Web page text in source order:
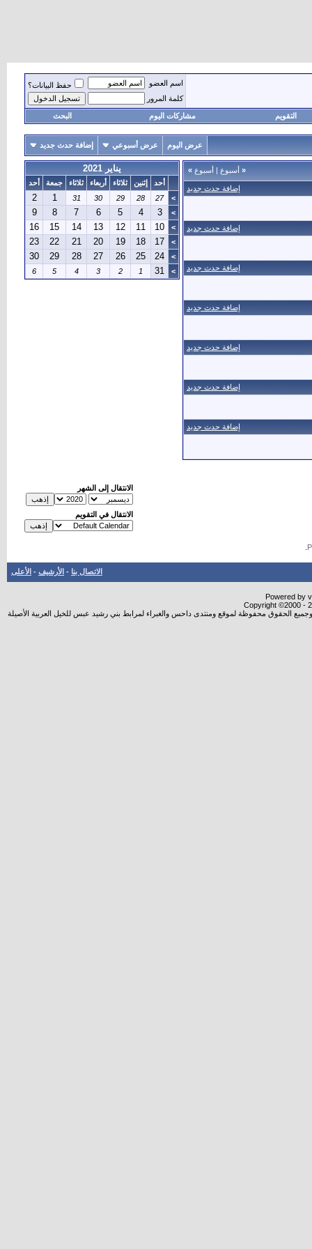
اسم العضو
حفظ البيانات؟
كلمة المرور
التقويم مشاركات اليوم البحث
عرض اليوم عرض أسبوعي إضافة حدث جديد
« أسبوع | أسبوع »
إضافة حدث جديد
إضافة حدث جديد
إضافة حدث جديد
إضافة حدث جديد
إضافة حدث جديد
إضافة حدث جديد
إضافة حدث جديد
يناير 2021
أحد إثنين ثلاثاء أربعاء ثلاثاء جمعة
أحد
>
27
28
29
30
31
1
2
>
3
4
5
6
7
8
9
>
10
11
12
13
14
15
16
>
17
18
19
20
21
22
23
>
24
25
26
27
28
29
30
>
31
1
2
3
4
5
6
الانتقال إلى الشهر
الانتقال في التقويم
الاتصال بنا - الأرشيف - الأعلى
Powered by
Copyright ©2000 -
الحقوق محفوظة لموقع ومنتدى داحس والغبراء لمرابط بني رشيد عبس للخيل العربية الأصيلة